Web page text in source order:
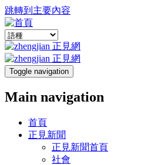
跳轉到主要內容
Toggle navigation
Main navigation
首頁
正見新聞
正見新聞首頁
社會